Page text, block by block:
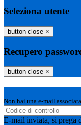
Seleziona utente
button close ×
Recupero
button close ×
Non hai una e-mail
E-mail inviata, si prega